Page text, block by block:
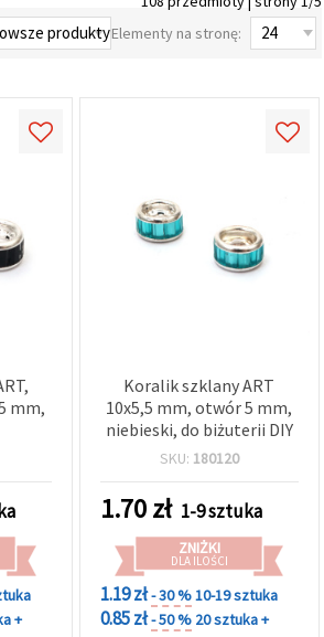
Elementy na stronę:
mm,
+
Koralik szklany ART
10x5,5 mm, otwór 5 mm,
niebieski, do biżuterii DIY
SKU: 180120
1.70zł 1-9 sztuka
ZNIŻKI
DLA ILOŚCI
1.19 zł- 30 %10-19 sztuka
0.85 zł- 50 % 20 sztuka +